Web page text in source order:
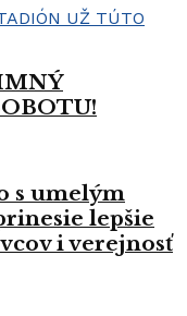
s umelým
lepšie
i verejnosť